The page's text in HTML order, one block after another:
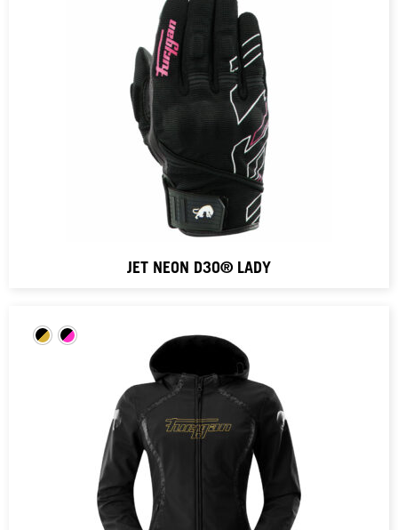
JET NEON D3O® LADY